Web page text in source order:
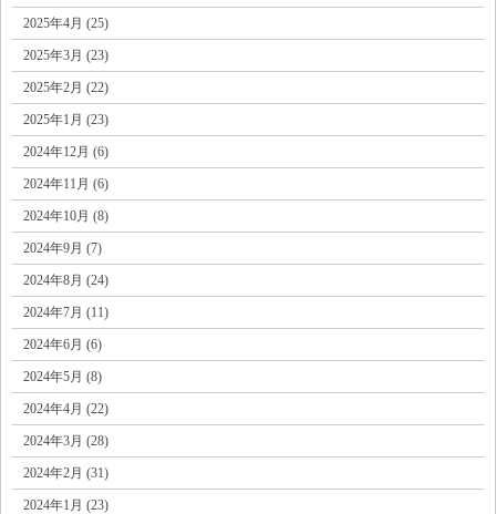
2025年4月 (25)
2025年3月 (23)
2025年2月 (22)
2025年1月 (23)
2024年12月 (6)
2024年11月 (6)
2024年10月 (8)
2024年9月 (7)
2024年8月 (24)
2024年7月 (11)
2024年6月 (6)
2024年5月 (8)
2024年4月 (22)
2024年3月 (28)
2024年2月 (31)
2024年1月 (23)